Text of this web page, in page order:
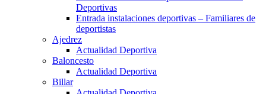
Deportivas
Entrada instalaciones deportivas – Familiares de
deportistas
Ajedrez
Actualidad Deportiva
Baloncesto
Actualidad Deportiva
Billar